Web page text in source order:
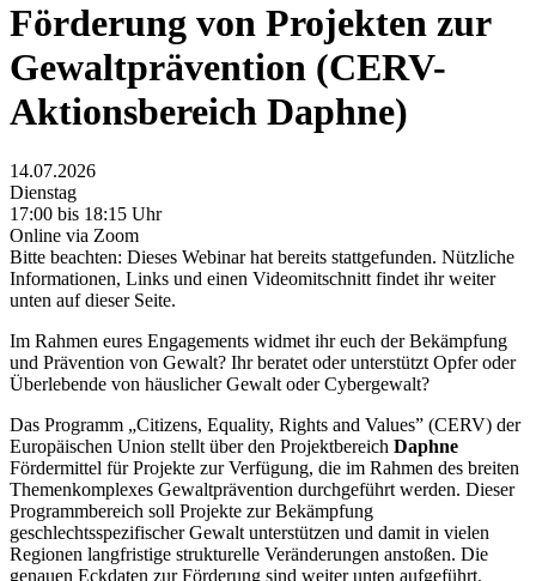
Förderung von Projekten zur
Gewaltprävention (CERV-
Aktionsbereich Daphne)
14.07.2026
Dienstag
17:00 bis 18:15 Uhr
Online via Zoom
Bitte beachten: Dieses Webinar hat bereits stattgefunden. Nützliche
Informationen, Links und einen Videomitschnitt findet ihr weiter
unten auf dieser Seite.
Im Rahmen eures Engagements widmet ihr euch der Bekämpfung
und Prävention von Gewalt? Ihr beratet oder unterstützt Opfer oder
Überlebende von häuslicher Gewalt oder Cybergewalt?
Das Programm „Citizens, Equality, Rights and Values” (CERV) der
Europäischen Union stellt über den Projektbereich Daphne
Fördermittel für Projekte zur Verfügung, die im Rahmen des breiten
Themenkomplexes Gewaltprävention durchgeführt werden. Dieser
Programmbereich soll Projekte zur Bekämpfung
geschlechtsspezifischer Gewalt unterstützen und damit in vielen
Regionen langfristige strukturelle Veränderungen anstoßen. Die
genauen Eckdaten zur Förderung sind weiter unten aufgeführt.